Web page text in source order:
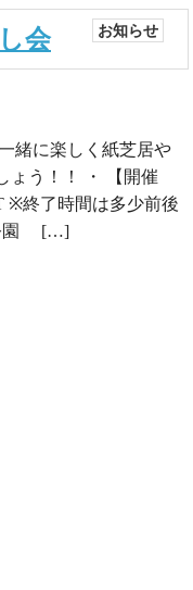
会 お知らせ
緒に楽しく紙芝居や
ょう！！ ・ 【開催
※終了時間は多少前後
公園 […]